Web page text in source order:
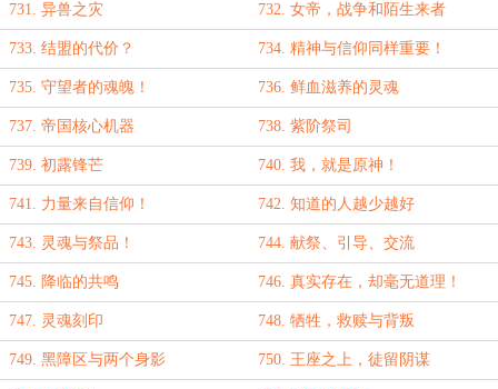
731. 异兽之灾 732. 女帝，战争和陌生来者
733. 结盟的代价？ 734. 精神与信仰同样重要！
735. 守望者的魂魄！ 736. 鲜血滋养的灵魂
737. 帝国核心机器 738. 紫阶祭司
739. 初露锋芒 740. 我，就是原神！
741. 力量来自信仰！ 742. 知道的人越少越好
743. 灵魂与祭品！ 744. 献祭、引导、交流
745. 降临的共鸣 746. 真实存在，却毫无道理！
747. 灵魂刻印 748. 牺牲，救赎与背叛
749. 黑障区与两个身影 750. 王座之上，徒留阴谋